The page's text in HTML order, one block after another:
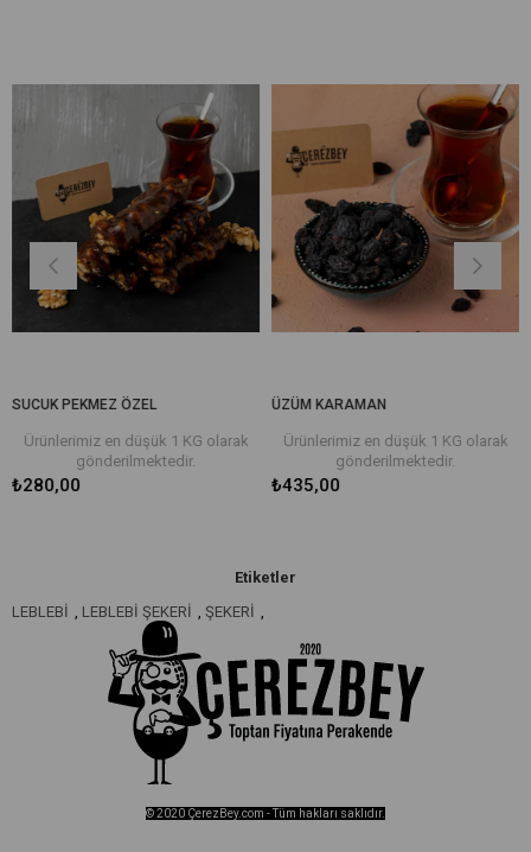
PEKMEZ ÖZEL
en düşük 1 KG olarak
gönderilmektedir.
ÜZÜM KARAMAN
Ürünlerimiz en düşük 1 KG olarak
gönderilmektedir.
₺435,00
Etiketler
LEBLEBİ
LEBLEBİ ŞEKERİ ŞEKERİ
© 2020 ÇerezBey.com - Tüm hakları saklıdır.